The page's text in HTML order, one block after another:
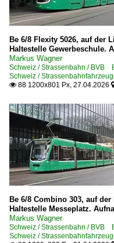
Be 6/8 Flexity 5026, auf der
Haltestelle Gewerbeschule.
Markus Wagner
Schweiz / Strassenbahn / BVB
Schweiz /
 88 1200x801 Px, 27.04.2026
Be 6/8 Combino 303, auf
Haltestelle Messeplatz.
Markus Wagner
Schweiz / Strassenbahn / BVB
Schweiz /